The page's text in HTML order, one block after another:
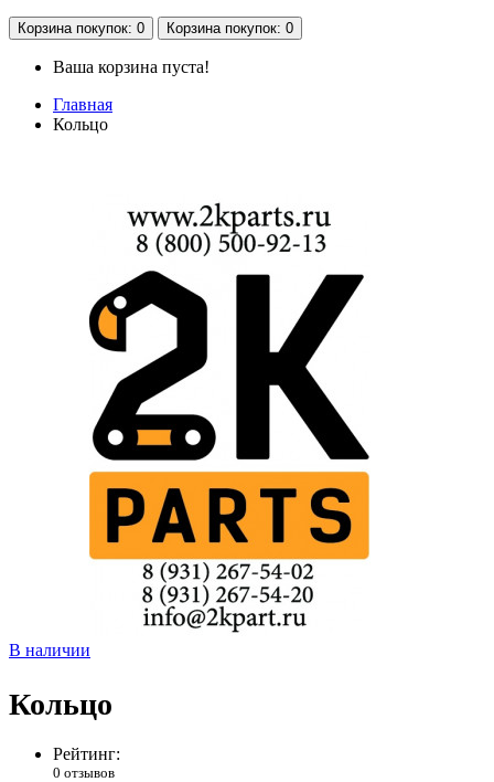
Корзинапокупок: 0 Корзинапокупок: 0
Ваша корзина пуста!
Главная
Кольцо
В наличии
Кольцо
Рейтинг:
0 отзывов